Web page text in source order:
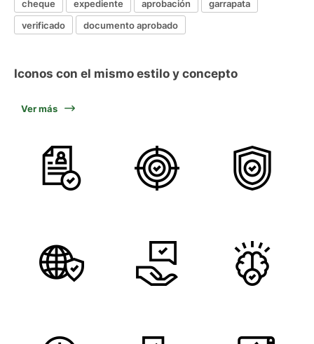
cheque expediente aprobación
garrapata
verificado
documento aprobado
Iconos con el mismo estilo y concepto
Ver más